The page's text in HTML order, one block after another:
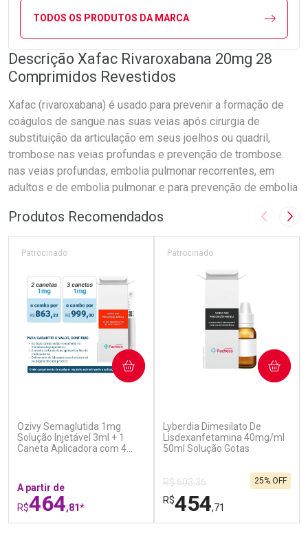
TODOS OS PRODUTOS DA MARCA
Descrição Xafac Rivaroxabana 20mg 28
Comprimidos Revestidos
Xafac (rivaroxabana) é usado para prevenir a formação de
coágulos de sangue nas suas veias após cirurgia de
substituição da articulação em seus joelhos ou quadril,
trombose nas veias profundas e prevenção de trombose
nas veias profundas, embolia pulmonar recorrentes, em
adultos e de embolia pulmonar e para prevenção de embolia
Produtos Recomendados Imagem
Ozivy Semaglutida 1mg
Solução Injetável 3ml + 1
Caneta Aplicadora com 4
Patrocinado
A partir de
R$464,81*
COMPRAR
Lyberdia Dimesilato De
Lisdexanfetamina 40mg/ml
50ml Solução Gotas
Patrocinado
R$ 603,36
R$454,71
25% OFF
COMPRAR